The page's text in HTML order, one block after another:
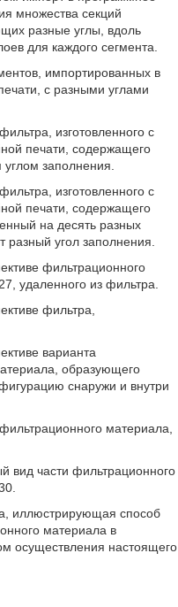
множества секций
разные углы, вдоль
для каждого сегмента.
импортированных в
с разными углами
изготовленного с
печати, содержащего
заполнения.
изготовленного с
печати, содержащего
на десять разных
разный угол заполнения.
фильтрационного
удаленного из фильтра.
фильтра,
варианта
образующего
снаружи и внутри
материала,
вид части фильтрационного
иллюстрирующая способ
материала в
осуществления настоящего